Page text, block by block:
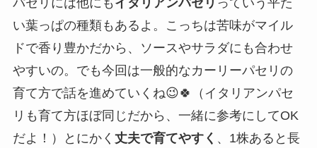
パセリには他にも イタリアンパセリ っていう平た
い葉っぱの種類もあるよ。こっちは苦味がマイル
ドで香り豊かだから、ソースやサラダにも合わせ
やすいの。でも今回は一般的なカーリーパセリの
育て方で話を進めていくね😉🍀（イタリアンパセ
リも育て方ほぼ同じだから、一緒に参考にしてOK
だよ！）とにかく 丈夫で育てやすく 、1株あると長